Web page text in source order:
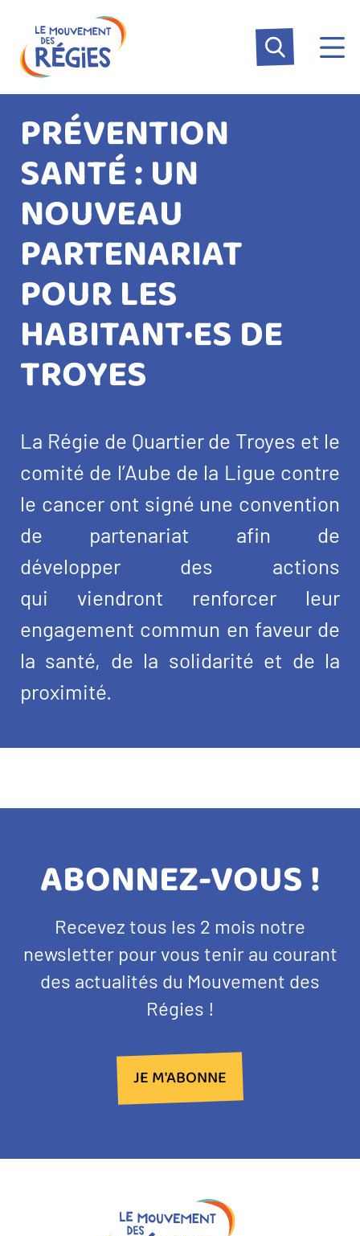
contenu
principal
PRÉVENTION
SANTÉ : UN
NOUVEAU
PARTENARIAT
POUR LES
HABITANT·ES DE
TROYES
La Régie de Quartier de Troyes et le
comité de l’Aube de la Ligue contre
le cancer ont signé une convention
de partenariat afin de
développer des actions
qui viendront renforcer leur
engagement commun en faveur de
la santé, de la solidarité et de la
proximité.
TITRE
BANDEAU
NEWSLETTER
ABONNEZ-VOUS !
Texte
d'introduction
Recevez tous les 2 mois notre
newsletter pour vous tenir au courant
des actualités du Mouvement des
Régies !
JE M'ABONNE